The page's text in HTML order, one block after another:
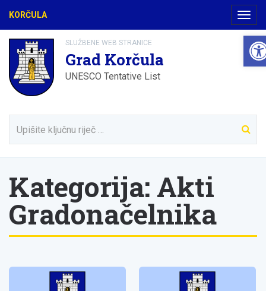
KORČULA
SLUŽBENE WEB STRANICE
Grad Korčula
UNESCO Tentative List
Kategorija: Akti
Gradonačelnika